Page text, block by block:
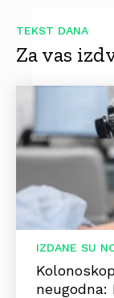
TEKST DANA
Za vas
IZDANE SU
neugodna: